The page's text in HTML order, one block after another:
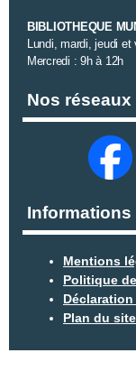
BIBLIOTHEQUE
Lundi, mardi, jeudi et
Mercredi : 9h à 12h
Nos réseaux
Informations
Mentions
Politique
Plan du site